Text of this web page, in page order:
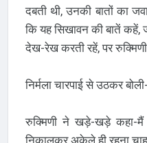
दबती थी, उनकी बातों का
कि यह सिखावन की बातें कहें,
देख-रेख करती रहें, पर
निर्मला चारपाई से उठकर
रुक्मिणी ने खड़े-खड़े कहा-
निकालकर अकेले ही रहना